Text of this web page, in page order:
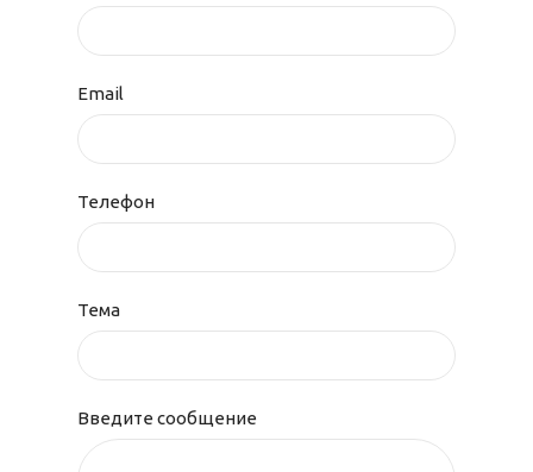
Email
Телефон
Тема
Введите сообщение